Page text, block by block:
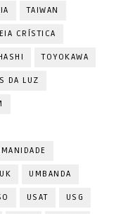
TAIWAN
CRÍSTICA
TOYOKAWA
DA LUZ
UK UMBANDA
USAT USG